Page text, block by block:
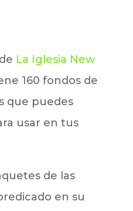
La Iglesia New
160 fondos de
que puedes
usar en tus
de las
en su